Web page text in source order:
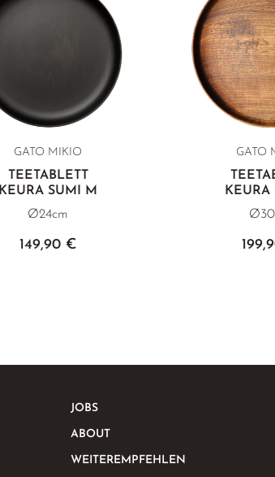
GATO MIKIO
TEETABLETT
KEURA SUMI M
Ø24cm
149,90 €
GATO
KEURA
JOBS
ABOUT
WEITEREMPFEHLEN